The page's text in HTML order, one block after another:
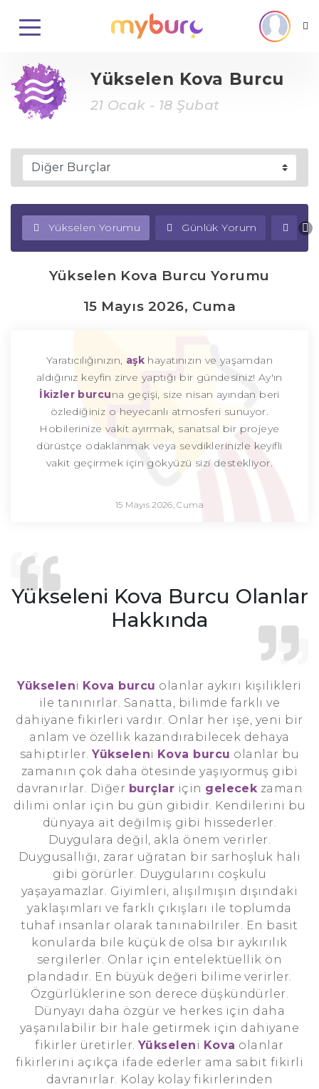
Yükselen Kova Burcu
21 Ocak - 18 Şubat
Yükselen Yorumu Günlük Yorum
Yükselen Kova Burcu Yorumu
15 Mayıs 2026, Cuma
Yaratıcılığınızın, aşk hayatınızın ve yaşamdan
aldığınız keyfin zirve yaptığı bir gündesiniz! Ay'ın
İkizler burcuna geçişi, size nisan ayından beri
özlediğiniz o heyecanlı atmosferi sunuyor.
Hobilerinize vakit ayırmak, sanatsal bir projeye
dürüstçe odaklanmak veya sevdiklerinizle keyifli
vakit geçirmek için gökyüzü sizi destekliyor.
15 Mayıs 2026, Cuma
Yükseleni Kova Burcu Olanlar
Hakkında
Yükseleni Kova burcu olanlar aykırı kişilikleri
ile tanınırlar. Sanatta, bilimde farklı ve
dahiyane fikirleri vardır. Onlar her işe, yeni bir
anlam ve özellik kazandırabilecek dehaya
sahiptirler.Yükseleni Kova burcu olanlar bu
zamanın çok daha ötesinde yaşıyormuş gibi
davranırlar. Diğer burçlar için gelecekzaman
dilimi onlar için bu gün gibidir. Kendilerini bu
dünyaya ait değilmiş gibi hissederler.
Duygulara değil, akla önem verirler.
Duygusallığı, zarar uğratan bir sarhoşluk hali
gibi görürler. Duygularını coşkulu
yaşayamazlar. Giyimleri, alışılmışın dışındaki
yaklaşımları ve farklı çıkışları ile toplumda
tuhaf insanlar olarak tanınabilriler. En basit
konularda bile küçük de olsa bir aykırılık
sergilerler. Onlar için entelektüellik ön
plandadır. En büyük değeri bilime verirler.
Özgürlüklerine son derece düşkündürler.
Dünyayı daha özgür ve herkes için daha
yaşanılabilir bir hale getirmek için dahiyane
fikirler üretirler.Yükseleni Kova olanlar
fikirlerini açıkça ifade ederler ama sabit fikirli
davranırlar. Kolay kolay fikirlerinden